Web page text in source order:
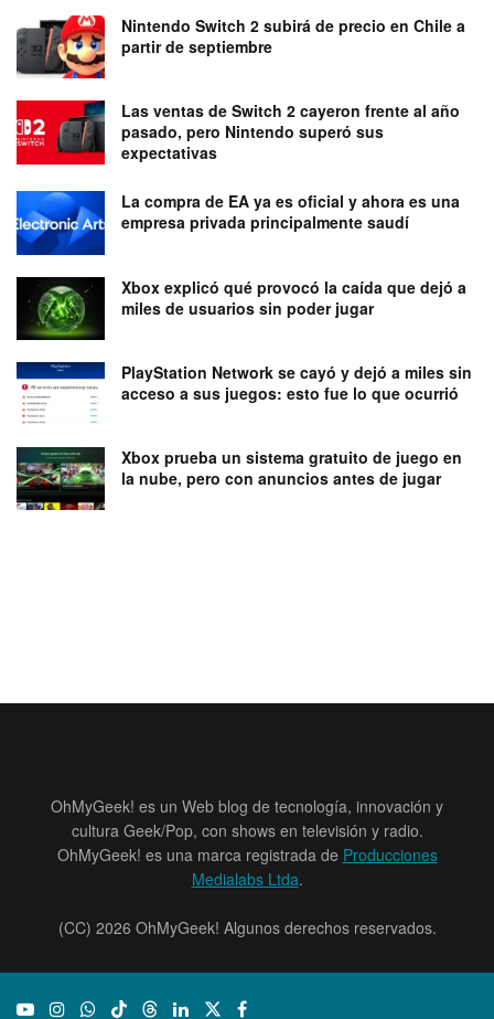
Nintendo Switch 2 subirá de precio en Chile a
partir de septiembre
Las ventas de Switch 2 cayeron frente al año
pasado, pero Nintendo superó sus
expectativas
La compra de EA ya es oficial y ahora es una
empresa privada principalmente saudí
Xbox explicó qué provocó la caída que dejó a
miles de usuarios sin poder jugar
PlayStation Network se cayó y dejó a miles sin
acceso a sus juegos: esto fue lo que ocurrió
Xbox prueba un sistema gratuito de juego en
la nube, pero con anuncios antes de jugar
OhMyGeek! es un Web blog de tecnología, innovación y
cultura Geek/Pop, con shows en televisión y radio.
OhMyGeek! es una marca registrada de Producciones
Medialabs Ltda.
(CC) 2026 OhMyGeek! Algunos derechos reservados.